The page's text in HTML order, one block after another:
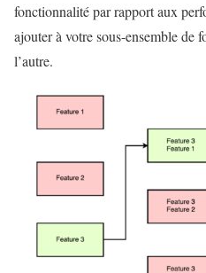
fonctionnalité par rapport aux
ajouter à votre sous-ensemble de
l’autre.